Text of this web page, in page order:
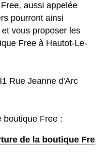
aussi appelée
pourront ainsi
vous proposer les
Free à Hautot-Le-
Rue Jeanne d'Arc
boutique Free :
de la boutique Free :